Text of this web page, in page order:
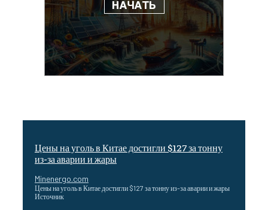
Цены на уголь в Китае достигли $127 за тонну
из-за аварии и жары
Minenergo.com
Цены на уголь в Китае достигли $127 за тонну из-за аварии и жары
Источник